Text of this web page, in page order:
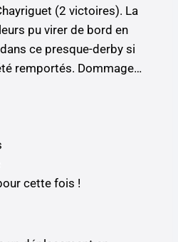
(2 victoires). La
pu virer de bord en
ce presque-derby si
remportés. Dommage…
cette fois !